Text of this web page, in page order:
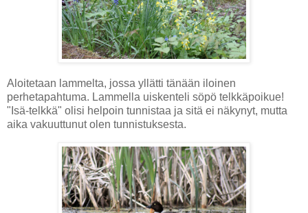
Aloitetaan lammelta, jossa yllätti tänään iloinen
perhetapahtuma. Lammella uiskenteli söpö telkkäpoikue!
"Isä-telkkä" olisi helpoin tunnistaa ja sitä ei näkynyt, mutta
aika vakuuttunut olen tunnistuksesta.